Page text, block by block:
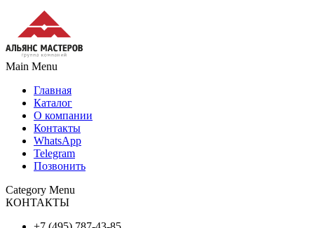
Main Menu
Главная
Каталог
О компании
Контакты
WhatsApp
Telegram
Позвонить
Category Menu
КОНТАКТЫ